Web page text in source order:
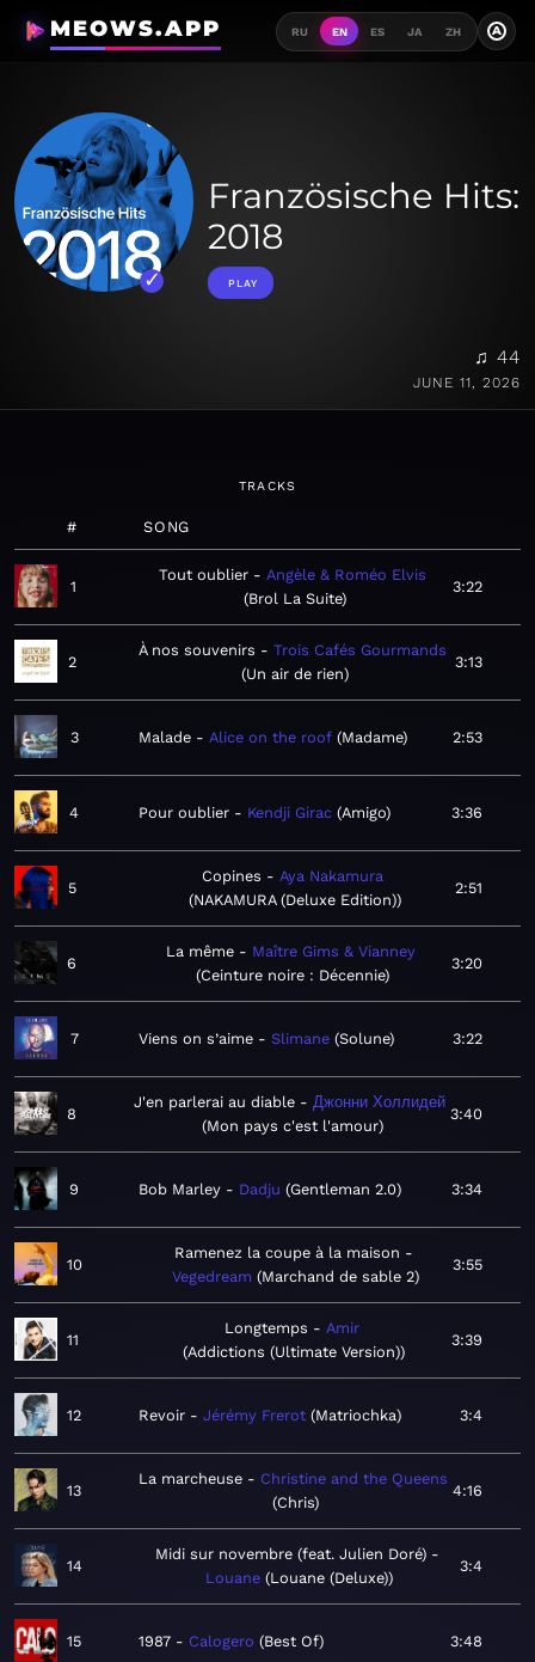
MEOWS.APP RU EN ES JA ZH A
Französische Hits:
2018
PLAY
♫ 44
JUNE 11, 2026
TRACKS
# SONG
1
Tout oublier
Angèle & Roméo Elvis
Brol La Suite
3:22
2
À nos souvenirs
Trois Cafés Gourmands
Un air de rien
3:13
3 Malade Alice on the roof Madame 2:53
4 Pour oublier Kendji Girac Amigo 3:36
5
Copines
Aya Nakamura
NAKAMURA (Deluxe Edition)
2:51
6
La même
Maître Gims & Vianney
Ceinture noire : Décennie
3:20
7 Viens on s’aime Slimane Solune 3:22
8
J'en parlerai au diable
Джонни Холлидей
Mon pays c'est l'amour
3:40
9 Bob Marley Dadju Gentleman 2.0 3:34
10
Ramenez la coupe à la maison
Vegedream
Marchand de sable 2
3:55
11
Longtemps
Amir
Addictions (Ultimate Version)
3:39
12 Revoir Jérémy Frerot Matriochka 3:4
13
La marcheuse
Christine and the Queens
Chris
4:16
14
Midi sur novembre (feat. Julien Doré)
Louane Louane (Deluxe)
3:4
15 1987 Calogero Best Of 3:48